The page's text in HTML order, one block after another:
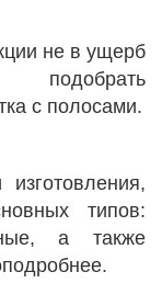
не в ущерб
с полосами.
типов:
а также